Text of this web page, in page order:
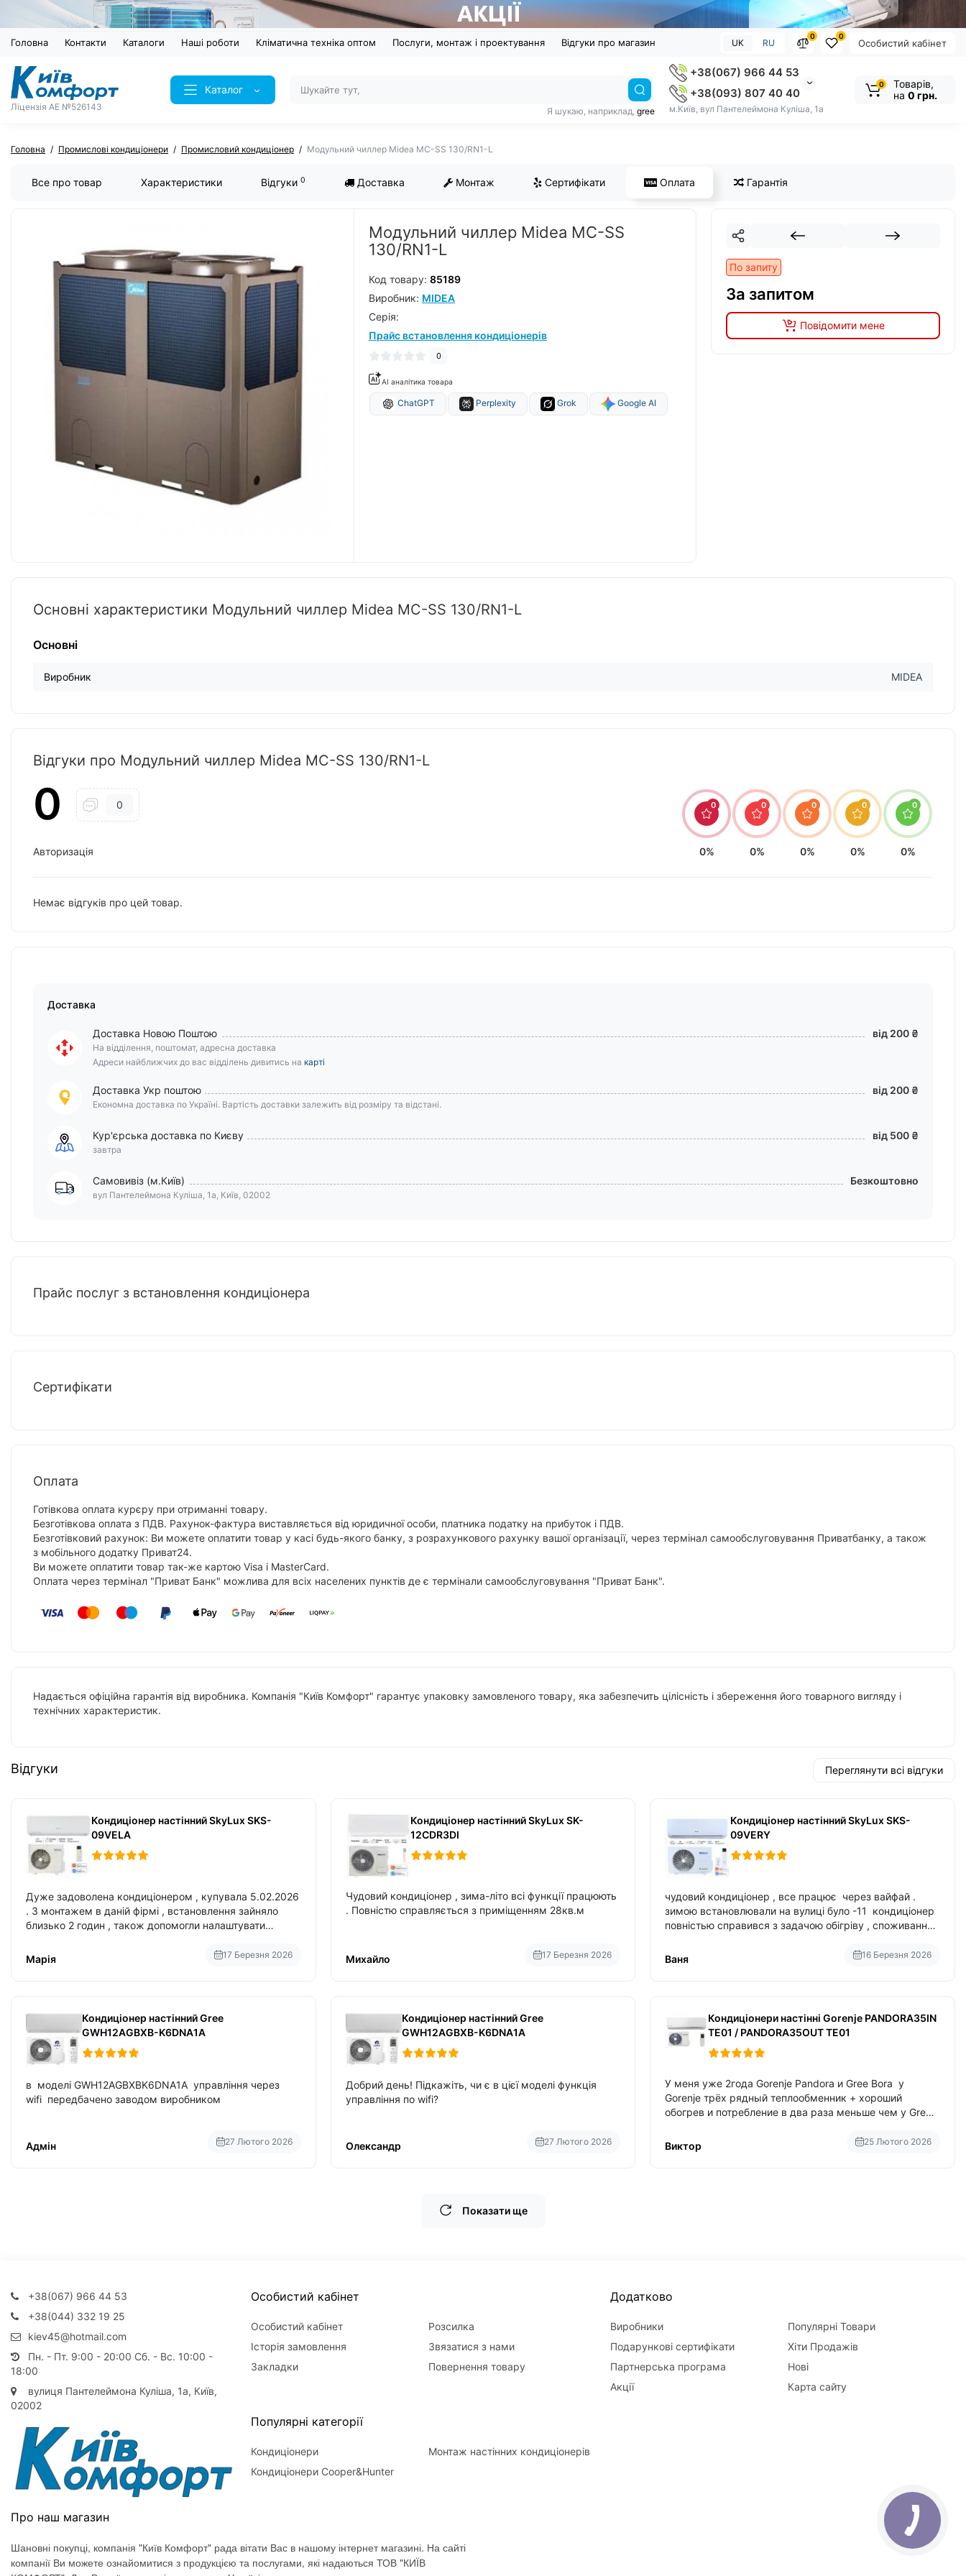
Головна Контакти Каталоги Наші роботи Кліматична техніка оптом Послуги, монтаж і проектування Відгуки про магазин Особистий кабінет
0
0
UK RU
Ліцензія AE №526143
Каталог
+38(067) 966 44 53
+38(093) 807 40 40
м.Київ, вул Пантелеймона Куліша, 1а
Я шукаю, наприклад, gree
0
Товарів,
на 0 грн.
Головна Промислові кондиціонери Промисловий кондиціонер Модульний чиллер Midea MC-SS 130/RN1-L
Все про товар Характеристики Відгуки 0 Доставка Монтаж Сертифікати Оплата Гарантія
Модульний чиллер Midea MC-SS
130/RN1-L
Код товару: 85189
Виробник: MIDEA
Серiя:
Прайс встановлення кондиціонерів
0
AI аналітика товара
ChatGPT Perplexity Grok Google AI
По запиту
За запитом
Повідомити мене
Основні характеристики Модульний чиллер Midea MC-SS 130/RN1-L
Основні
Виробник MIDEA
Відгуки про Модульний чиллер Midea MC-SS 130/RN1-L
0 0
Авторизація
0
0%
0
0%
0
0%
0
0%
0
0%
Немає відгуків про цей товар.
Доставка
Доставка Новою Поштою
На відділення, поштомат, адресна доставка
Адреси найближчих до вас відділень дивитись на карті
від 200 ₴
Доставка Укр поштою
Економна доставка по Україні. Вартість доставки залежить від розміру та відстані.
від 200 ₴
Кур'єрська доставка по Києву
завтра
від 500 ₴
Самовивіз (м.Київ)
вул Пантелеймона Куліша, 1а, Київ, 02002
Безкоштовно
Прайс послуг з встановлення кондиціонера
Сертифікати
Оплата
Готівкова оплата курєру при отриманні товару.
Безготівкова оплата з ПДВ. Рахунок-фактура виставляється від юридичної особи, платника податку на прибуток і ПДВ.
Безготівковий рахунок: Ви можете оплатити товар у касі будь-якого банку, з розрахункового рахунку вашої організації, через термінал самообслуговування Приватбанку, а також
з мобільного додатку Приват24.
Ви можете оплатити товар так-же картою Visa і MasterCard.
Оплата через термінал "Приват Банк" можлива для всіх населених пунктів де є термінали самообслуговування "Приват Банк".
Надається офіційна гарантія від виробника. Компанія "Київ Комфорт" гарантує упаковку замовленого товару, яка забезпечить цілісність і збереження його товарного вигляду і
технічних характеристик.
Відгуки Переглянути всі відгуки
Кондиціонер настінний SkyLux SKS-
09VELA
Дуже задоволена кондиціонером , купувала 5.02.2026
. З монтажем в даній фірмі , встановлення зайняло
близько 2 годин , також допомогли налаштувати
Марія
17 Березня 2026
Кондиціонер настінний SkyLux SK-
12CDR3DI
Чудовий кондиціонер , зима-літо всі функції працюють
. Повністю справляється з приміщенням 28кв.м
Михайло 17 Березня 2026
Кондиціонер настінний SkyLux SKS-
09VERY
чудовий кондиціонер , все працює через вайфай .
зимою встановлювали на вулиці було -11 кондиціонер
повністью справився з задачою обігріву , споживання
температури
Ваня 16 Березня 2026
Кондиціонер настінний Gree
GWH12AGBXB-K6DNA1A
в моделі GWH12AGBXBK6DNA1A управління через
wifi передбачено заводом виробником
Адмін 27 Лютого 2026
Кондиціонер настінний Gree
GWH12AGBXB-K6DNA1A
Добрий день! Підкажіть, чи є в цієї моделі функція
управління по wifi?
Олександр 27 Лютого 2026
Кондиціонери настінні Gorenje PANDORA35IN
TE01 / PANDORA35OUT TE01
У меня уже 2года Gorenje Pandora и Gree Bora у
Gorenje трёх рядный теплообменник + хороший
обогрев и потребление в два раза меньше чем у Gree
малолитражка с паркетником ре
Виктор 25 Лютого 2026
Показати ще
+38(067) 966 44 53
+38(044) 332 19 25
kiev45@hotmail.com
Пн. - Пт. 9:00 - 20:00 Сб. - Вс. 10:00 -
18:00
вулиця Пантелеймона Куліша, 1а, Київ,
02002
Особистий кабінет
Особистий кабінет
Історія замовлення
Закладки
Розсилка
Звязатися з нами
Повернення товару
Додатково
Виробники
Подарункові сертифікати
Партнерська програма
Акції
Популярні Товари
Хіти Продажів
Нові
Карта сайту
Популярні категорії
Кондиціонери
Кондиціонери Cooper&Hunter
Монтаж настінних кондиціонерів
Про наш магазин
Шановні покупці, компанія "Київ Комфорт" рада вітати Вас в нашому інтернет магазині. На сайті
компанії Ви можете ознайомитися з продукцією та послугами, які надаються ТОВ "КИЇВ